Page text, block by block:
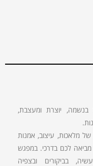
בנשמה, יוצרת ומעצבת,
מלאכות, עיצוב, אמנות
מביאה לכם בדרכי. במפגש
בביקורים ובצפיה